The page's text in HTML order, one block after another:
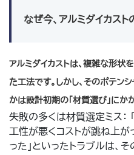
なぜ今、アルミダイカス
アルミダイカストは、複雑な形
た工法です。しかし、そのポテン
かは設計初期の「材質選び」にか
失敗の多くは材質選定ミス：
工性が悪くコストが跳ね上が
った」といったトラブルは、